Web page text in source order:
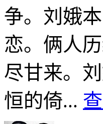
争。刘娥
恋。俩人
尽甘来。
恒的倚...